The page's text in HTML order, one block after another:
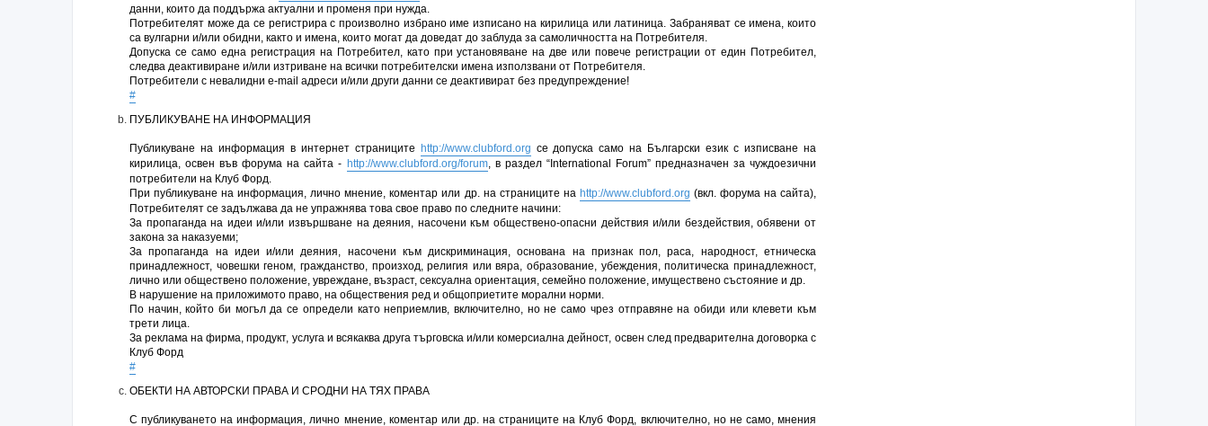
данни, които да поддържа актуални и променя при нужда.
Потребителят може да се регистрира с произволно избрано име изписано на кирилица или латиница. Забраняват се имена, които
са вулгарни и/или обидни, както и имена, които могат да доведат до заблуда за самоличността на Потребителя.
Допуска се само една регистрация на Потребител, като при установяване на две или повече регистрации от един Потребител,
следва деактивиране и/или изтриване на всички потребителски имена използвани от Потребителя.
Потребители с невалидни e-mail адреси и/или други данни се деактивират без предупреждение!
#
ПУБЛИКУВАНЕ НА ИНФОРМАЦИЯ
Публикуване на информация в интернет страниците http://www.clubford.org се допуска само на Български език с изписване на
кирилица, освен във форума на сайта - http://www.clubford.org/forum, в раздел “International Forum” предназначен за чуждоезични
потребители на Клуб Форд.
При публикуване на информация, лично мнение, коментар или др. на страниците на http://www.clubford.org (вкл. форума на сайта),
Потребителят се задължава да не упражнява това свое право по следните начини:
За пропаганда на идеи и/или извършване на деяния, насочени към обществено-опасни действия и/или бездействия, обявени от
закона за наказуеми;
За пропаганда на идеи и/или деяния, насочени към дискриминация, основана на признак пол, раса, народност, етническа
принадлежност, човешки геном, гражданство, произход, религия или вяра, образование, убеждения, политическа принадлежност,
лично или обществено положение, увреждане, възраст, сексуална ориентация, семейно положение, имуществено състояние и др.
В нарушение на приложимото право, на обществения ред и общоприетите морални норми.
По начин, който би могъл да се определи като неприемлив, включително, но не само чрез отправяне на обиди или клевети към
трети лица.
За реклама на фирма, продукт, услуга и всякаква друга търговска и/или комерсиална дейност, освен след предварителна договорка с
Клуб Форд
#
ОБЕКТИ НА АВТОРСКИ ПРАВА И СРОДНИ НА ТЯХ ПРАВА
С публикуването на информация, лично мнение, коментар или др. на страниците на Клуб Форд, включително, но не само, мнения